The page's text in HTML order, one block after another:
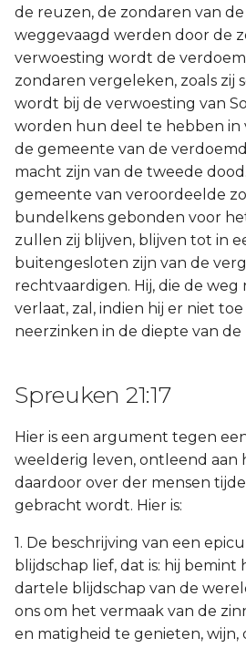
de reuzen, de zondaren van
weggevaagd werden door de
verwoesting wordt de
zondaren vergeleken, zoals zij
wordt bij de verwoesting van
worden hun deel te hebben in
de gemeente van de
macht zijn van de tweede
gemeente van veroordeelde
bundelkens gebonden voor
zullen zij blijven, blijven tot in
buitengesloten zijn van de
rechtvaardigen. Hij, die de weg
verlaat, zal, indien hij er niet
neerzinken in de diepte van de
Spreuken 21:17
Hier is een argument tegen
weelderig leven, ontleend aan
daardoor over der mensen
gebracht wordt. Hier is:
1. De beschrijving van een
blijdschap lief, dat is: hij bemint
dartele blijdschap van de
ons om het vermaak van de
en matigheid te genieten, wijn,